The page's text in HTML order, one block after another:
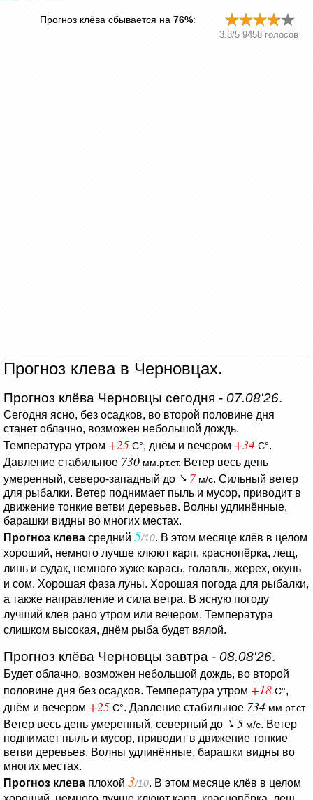
Прогноз клёва сбывается на 76%:
3.8/5 9458 голосов
Прогноз клева в Черновцах.
Прогноз клёва Черновцы сегодня - 07.08'26.
Сегодня ясно, без осадков, во второй половине дня
станет облачно, возможен небольшой дождь.
Температура утром +25 C°, днём и вечером +34 C°.
Давление стабильное 730 мм.рт.ст. Ветер весь день
умеренный, северо-западный до
7 м/с. Сильный ветер
для рыбалки. Ветер поднимает пыль и мусор, приводит в
движение тонкие ветви деревьев. Волны удлинённые,
барашки видны во многих местах.
Прогноз клева средний 5/10. В этом месяце клёв в целом
хороший, немного лучше клюют карп, краснопёрка, лещ,
линь и судак, немного хуже карась, голавль, жерех, окунь
и сом. Хорошая фаза луны. Хорошая погода для рыбалки,
а также направление и сила ветра. В ясную погоду
лучший клев рано утром или вечером. Температура
слишком высокая, днём рыба будет вялой.
Прогноз клёва Черновцы завтра - 08.08'26.
Будет облачно, возможен небольшой дождь, во второй
половине дня без осадков. Температура утром +18 C°,
днём и вечером +25 C°. Давление стабильное 734 мм.рт.ст.
Ветер весь день умеренный, северный до 5 м/с. Ветер
поднимает пыль и мусор, приводит в движение тонкие
ветви деревьев. Волны удлинённые, барашки видны во
многих местах.
Прогноз клева плохой 3/10. В этом месяце клёв в целом